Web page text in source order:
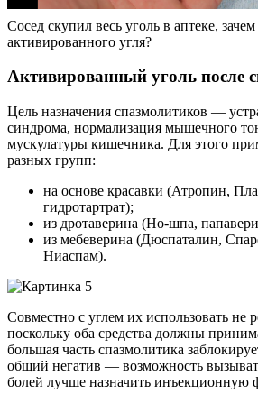
Сосед скупил весь уголь в аптеке,
активированного угля?
Активированный уголь после
Цель назначения спазмолитиков —
синдрома, нормализация мышечного
мускулатуры кишечника. Для этого
разных групп:
на основе красавки (Атропин,
гидротартрат);
из дротаверина (Но-шпа,
из мебеверина (Дюспаталин,
Ниаспам).
Совместно с углем их использовать не
поскольку оба средства должны
большая часть спазмолитика
общий негатив — возможность
болей лучше назначить инъекционную